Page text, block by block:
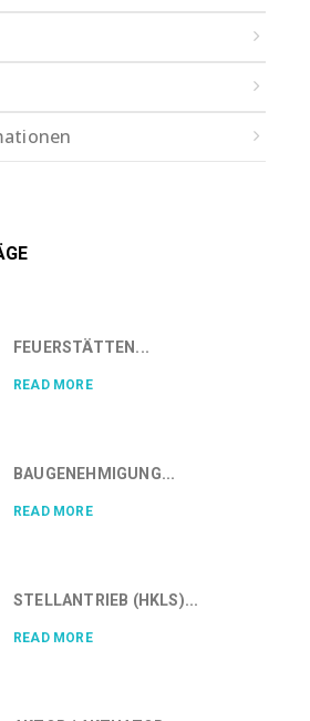
FEUERSTÄTTEN...
READ MORE
BAUGENEHMIGUNG...
READ MORE
STELLANTRIEB (HKLS)...
READ MORE